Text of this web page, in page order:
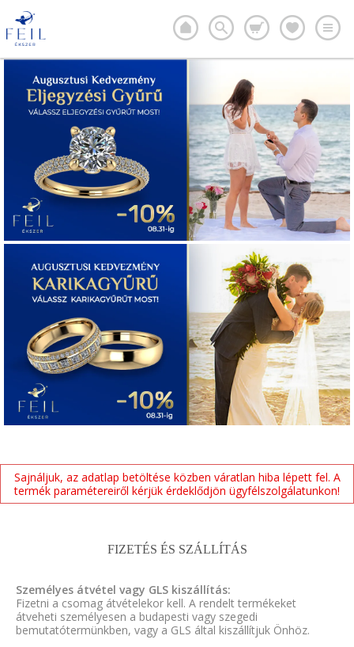
Sajnáljuk, az adatlap betöltése közben váratlan hiba lépett fel. A
termék paramétereiről kérjük érdeklődjön ügyfélszolgálatunkon!
FIZETÉS ÉS SZÁLLÍTÁS
Személyes átvétel vagy GLS kiszállítás:
Fizetni a csomag átvételekor kell. A rendelt termékeket
átveheti személyesen a budapesti vagy szegedi
bemutatótermünkben, vagy a GLS által kiszállítjuk Önhöz.